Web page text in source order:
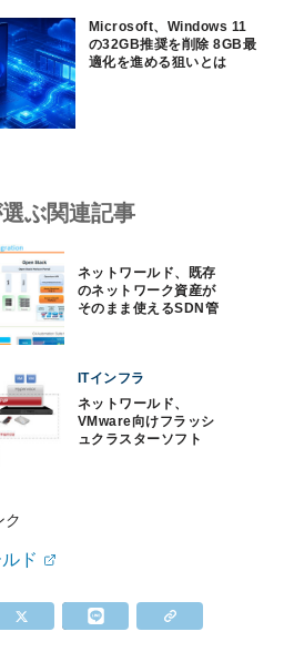
Microsoft、Windows 11
の32GB推奨を削除 8GB最
適化を進める狙いとは
ぶ関連記事
ネットワールド、既存
のネットワーク資産が
そのまま使えるSDN管
ITインフラ
ネットワールド、
VMware向けフラッシ
ュクラスターソフト
ク
ド